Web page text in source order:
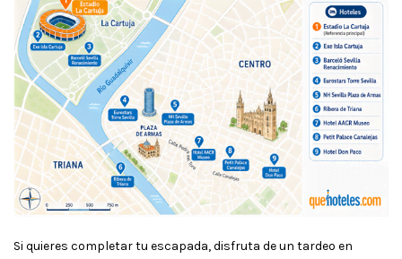
Si quieres completar tu escapada, disfruta de un tardeo en